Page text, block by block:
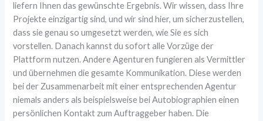
liefern Ihnen das gewünschte Ergebnis. Wir wissen, dass Ihre
Projekte einzigartig sind, und wir sind hier, um sicherzustellen,
dass sie genau so umgesetzt werden, wie Sie es sich
vorstellen. Danach kannst du sofort alle Vorzüge der
Plattform nutzen. Andere Agenturen fungieren als Vermittler
und übernehmen die gesamte Kommunikation. Diese werden
bei der Zusammenarbeit mit einer entsprechenden Agentur
niemals anders als beispielsweise bei Autobiographien einen
persönlichen Kontakt zum Auftraggeber haben. Die